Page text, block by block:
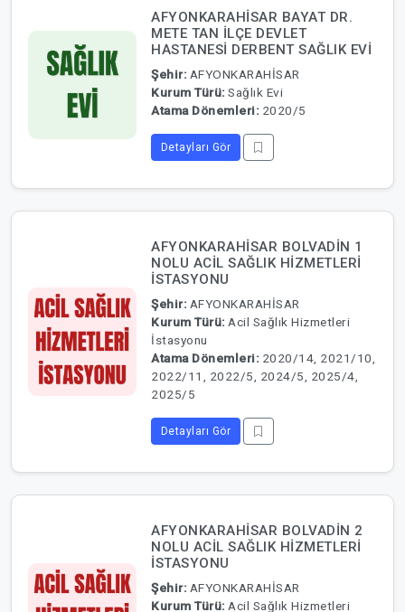
AFYONKARAHİSAR BAYAT DR.
METE TAN İLÇE DEVLET
HASTANESİ DERBENT SAĞLIK EVİ
Şehir: AFYONKARAHİSAR
Kurum Türü: Sağlık Evi
Atama Dönemleri: 2020/5
Detayları Gör
AFYONKARAHİSAR BOLVADİN 1
NOLU ACİL SAĞLIK HİZMETLERİ
İSTASYONU
Şehir: AFYONKARAHİSAR
Kurum Türü: Acil Sağlık Hizmetleri
İstasyonu
Atama Dönemleri: 2020/14, 2021/10,
2022/11, 2022/5, 2024/5, 2025/4,
2025/5
Detayları Gör
AFYONKARAHİSAR BOLVADİN 2
NOLU ACİL SAĞLIK HİZMETLERİ
İSTASYONU
Şehir: AFYONKARAHİSAR
Kurum Türü: Acil Sağlık Hizmetleri